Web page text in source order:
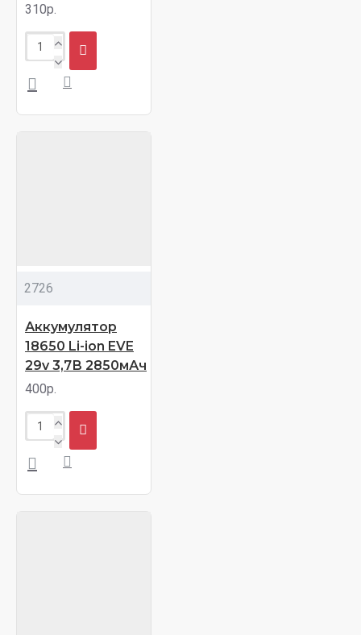
310р.
2726
Аккумулятор
18650 Li-ion EVE
29v 3,7В 2850мАч
400р.